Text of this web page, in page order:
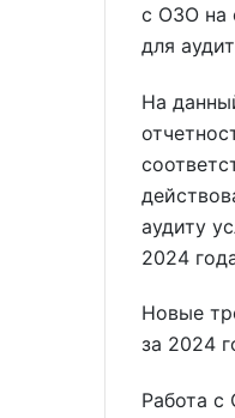
с ОЗО на
для
На
аудиту
2024
Новые
за 2024
Работа с